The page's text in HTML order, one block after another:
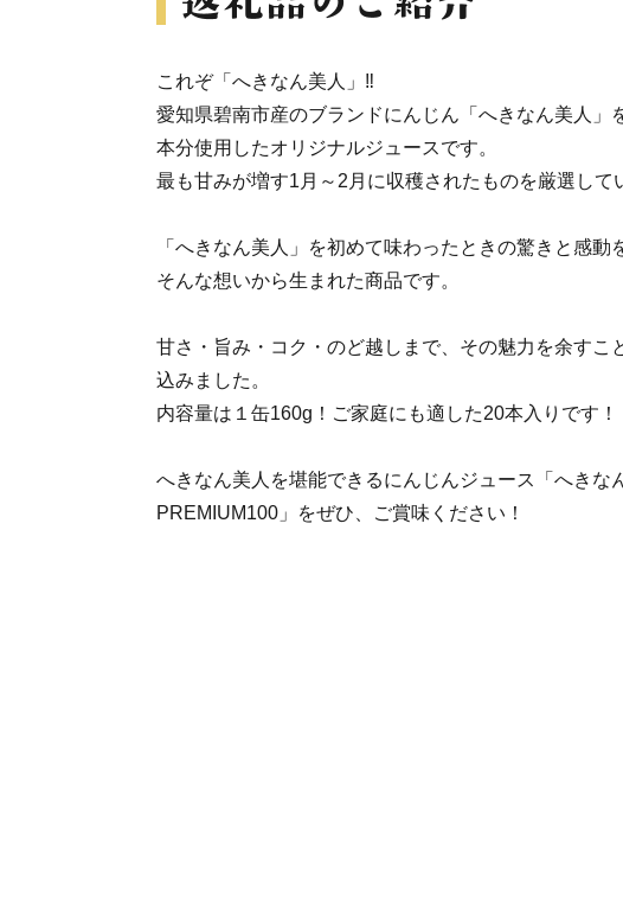
これぞ「へきなん美人」‼
愛知県碧南市産のブランドにんじん「へきなん美人」
本分使用したオリジナルジュースです。
最も甘みが増す1月～2月に収穫されたものを厳選して
「へきなん美人」を初めて味わったときの驚きと感動
そんな想いから生まれた商品です。
甘さ・旨み・コク・のど越しまで、その魅力を余すこ
込みました。
内容量は１缶160g！ご家庭にも適した20本入りです！
へきなん美人を堪能できるにんじんジュース「へきな
PREMIUM100」をぜひ、ご賞味ください！